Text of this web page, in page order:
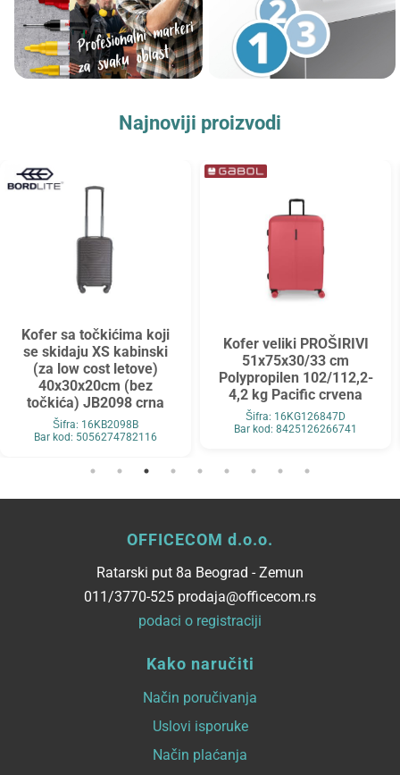
Najnoviji proizvodi
Kofer sa točkićima koji
se skidaju XS kabinski
(za low cost letove)
40x30x20cm (bez
točkića) JB2098 crna
Šifra: 16KB2098B
Bar kod: 5056274782116
Kofer veliki PROŠIRIVI
51x75x30/33 cm
Polypropilen 102/112,2-
4,2 kg Pacific crvena
Šifra: 16KG126847D
Bar kod: 8425126266741
OFFICECOM d.o.o.
Ratarski put 8a Beograd - Zemun
011/3770-525 prodaja@officecom.rs
podaci o registraciji
Kako naručiti
Način poručivanja
Uslovi isporuke
Način plaćanja